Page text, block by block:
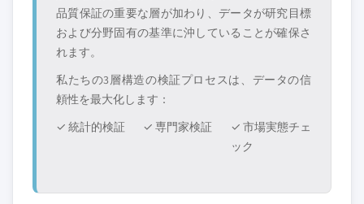
品質保証の重要な層が加わり、データが研究目標
および分野固有の基準に沖していることが確保さ
れます。
私たちの3層構造の検証プロセスは、データの信
頼性を最大化します：
✓ 統計的検証
✓ 専門家検証
✓ 市場実態チェ
ック